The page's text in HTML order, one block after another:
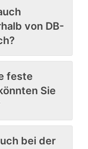
von DB-
feste
Sie
bei der